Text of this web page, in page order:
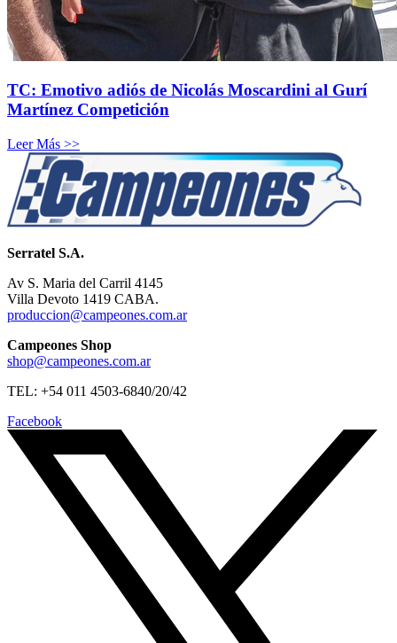
TC: Emotivo adiós de Nicolás Moscardini al Gurí
Martínez Competición
Leer Más >>
Serratel S.A.
Av S. Maria del Carril 4145
Villa Devoto 1419 CABA.
produccion@campeones.com.ar
Campeones Shop
shop@campeones.com.ar
TEL: +54 011 4503-6840/20/42
Facebook